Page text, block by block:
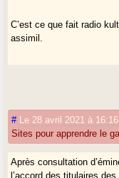
C’est ce que fait radio
assimil.
# Le 28 avril 2021 à 16:16
Sites pour apprendre le
Après consultation
l’accord des titulaires